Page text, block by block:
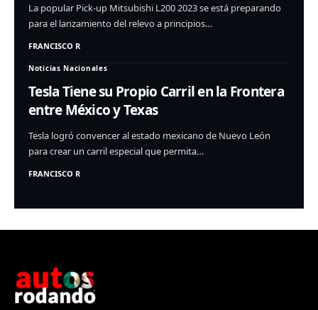
La popular Pick-up Mitsubishi L200 2023 se está preparando
para el lanzamiento del relevo a principios…
FRANCISCO R
Noticias Nacionales
Tesla Tiene su Propio Carril en la Frontera
entre México y Texas
Tesla logró convencer al estado mexicano de Nuevo León
para crear un carril especial que permita…
FRANCISCO R